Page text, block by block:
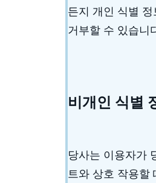
든지 개인 식별 정
거부할 수 있습니
비개인 식별
당사는 이용자가
트와 상호 작용할